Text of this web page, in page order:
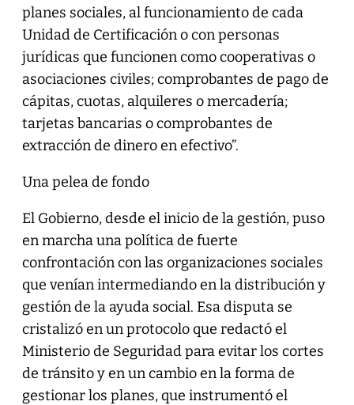
planes sociales, al funcionamiento de cada
Unidad de Certificación o con personas
jurídicas que funcionen como cooperativas o
asociaciones civiles; comprobantes de pago de
cápitas, cuotas, alquileres o mercadería;
tarjetas bancarias o comprobantes de
extracción de dinero en efectivo”.
Una pelea de fondo
El Gobierno, desde el inicio de la gestión, puso
en marcha una política de fuerte
confrontación con las organizaciones sociales
que venían intermediando en la distribución y
gestión de la ayuda social. Esa disputa se
cristalizó en un protocolo que redactó el
Ministerio de Seguridad para evitar los cortes
de tránsito y en un cambio en la forma de
gestionar los planes, que instrumentó el